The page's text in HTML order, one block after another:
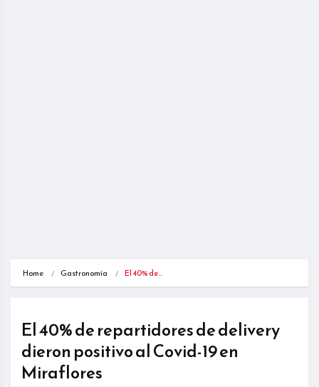
Home Gastronomía El 40% de…
El 40% de repartidores de delivery
dieron positivo al Covid-19 en
Miraflores